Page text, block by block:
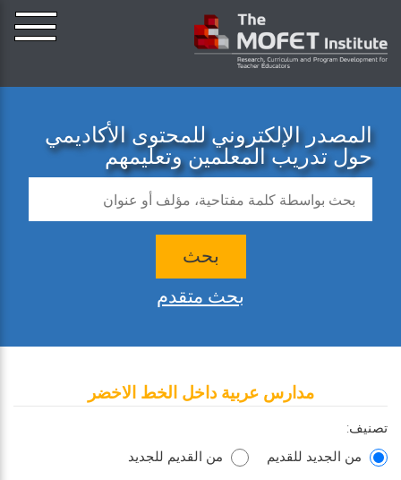
المصدر الإلكتروني للمحتوى الأكاديمي
حول تدريب المعلمين وتعليمهم
بحث
بحث متقدم
مدارس عربية داخل الخط الاخضر
تصنيف:
من الجديد للقديم
من القديم للجديد